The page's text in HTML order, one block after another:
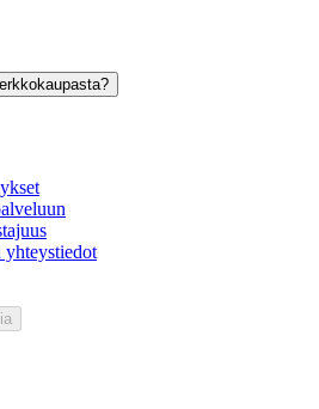
yhteystiedot